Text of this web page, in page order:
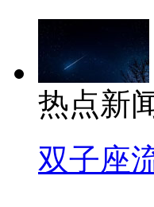
热点新
双子座